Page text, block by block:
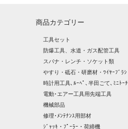
商品カテゴリー
工具セット
防爆工具、水道・ガス配管工具
スパナ・レンチ・ソケット類
やすり・砥石・研磨材・ﾜｲﾔｰﾌﾞﾗｼ
時計用工具､ﾙｰﾍﾟ､半田ごて､ﾐﾆﾄｰﾁ
電動･エアー工具用先端工具
機械部品
修理･ﾒﾝﾃﾅﾝｽ用部材
ｼﾞｬｯｷ・ﾌﾟｰﾗｰ・荷締機